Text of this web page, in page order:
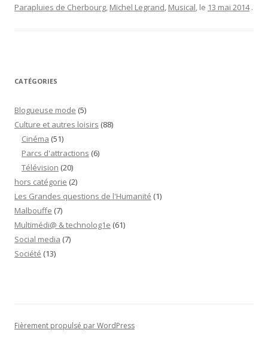
bientôt
Parapluies de Cherbourg, Michel Legrand, Musical, le 13 mai 2014 .
CATÉGORIES
Blogueuse mode (5)
Culture et autres loisirs (88)
Cinéma (51)
Parcs d'attractions (6)
Télévision (20)
hors catégorie (2)
Les Grandes questions de l'Humanité (1)
Malbouffe (7)
Multimédi@ & technolog1e (61)
Social media (7)
Société (13)
Fièrement propulsé par WordPress